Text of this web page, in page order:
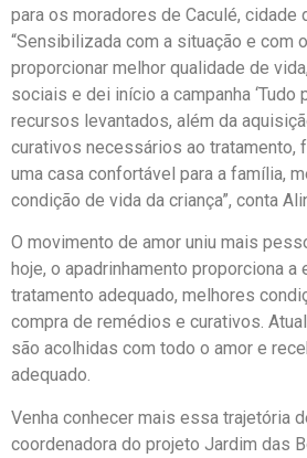
para os moradores de Caculé, cidade
“Sensibilizada com a situação e com
proporcionar melhor qualidade de
sociais e dei início a campanha ‘Tudo
recursos levantados, além da
curativos necessários ao
uma casa confortável para a família,
condição de vida da criança”, conta
O movimento de amor uniu mais
hoje, o apadrinhamento proporciona a
tratamento adequado, melhores
compra de remédios e curativos.
são acolhidas com todo o amor e
adequado.
Venha conhecer mais essa trajetória
coordenadora do projeto Jardim das